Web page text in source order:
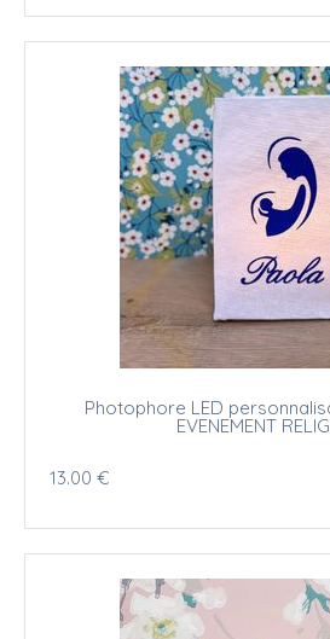
Photophore LED
EVENEMENT
13.00 €